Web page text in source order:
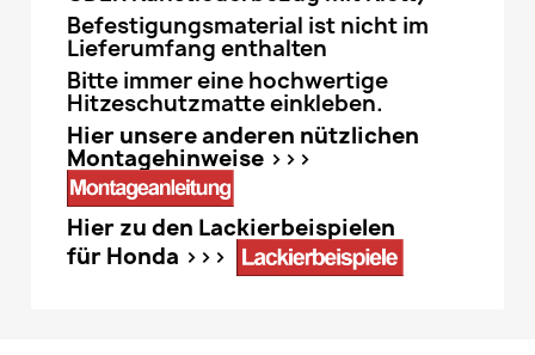
Befestigungsmaterial ist nicht im
Lieferumfang enthalten
Bitte immer eine hochwertige
Hitzeschutzmatte einkleben.
Hier unsere anderen nützlichen
Montagehinweise >>>
Hier zu den Lackierbeispielen
für Honda >>>